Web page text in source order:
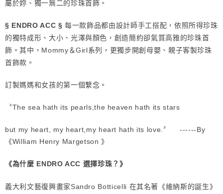
屬於妳、獨一無二的珍珠首飾。
§ ENDRO ACC § 每一款飾品都由設計師手工搭配，依照所得珍珠
的獨特成形、大小、光澤與顏色，創造簡約卻氣質高雅的珍珠首
飾。其中，Mommy＆Girl系列，更獨步開創母嬰、親子客製珍珠
首飾款。
訂製媽媽和女孩的第一個繫念。
〝The sea hath its pearls,the heaven hath its stars
but my heart, my heart,my heart hath its love.〞 ------By
《William Henry Margetson 》
《為什麼 ENDRO ACC 選擇珍珠？》
義大利文藝復興畫家Sandro Botticelli 在其名著《維納斯的誕生》